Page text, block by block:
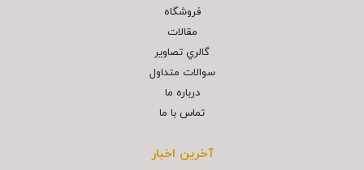
فروشگاه
مقالات
گالري تصاوير
سوالات متداول
درباره ما
تماس با ما
آخرین اخبار